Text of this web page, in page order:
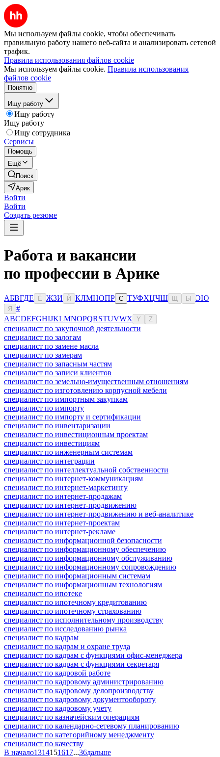
Мы используем файлы cookie, чтобы обеспечивать
правильную работу нашего веб-сайта и анализировать сетевой
трафик.
Правила использования файлов cookie
Мы используем файлы cookie. Правила использования
файлов cookie
Понятно
Ищу работу
Ищу работу
Ищу работу
Ищу сотрудника
Сервисы
Помощь
Ещё
Поиск
Арик
Войти
Войти
Создать резюме
Работа и вакансии
по профессии в Арике
АБВГДЕ Ё ЖЗИ Й КЛМНОПР С ТУФХЦЧШ Ы ЭЮ
Я
#
ABCDEFGHIJKLMNOPQRSTUVWX Y Z
специалист по закупочной деятельности
специалист по залогам
специалист по замене масла
специалист по замерам
специалист по запасным частям
специалист по записи клиентов
специалист по земельно-имущественным отношениям
специалист по изготовлению корпусной мебели
специалист по импортным закупкам
специалист по импорту
специалист по импорту и сертификации
специалист по инвентаризации
специалист по инвестиционным проектам
специалист по инвестициям
специалист по инженерным системам
специалист по интеграции
специалист по интеллектуальной собственности
специалист по интернет-коммуникациям
специалист по интернет-маркетингу
специалист по интернет-продажам
специалист по интернет-продвижению
специалист по интернет-продвижению и веб-аналитике
специалист по интернет-проектам
специалист по интернет-рекламе
специалист по информационной безопасности
специалист по информационному обеспечению
специалист по информационному обслуживанию
специалист по информационному сопровождению
специалист по информационным системам
специалист по информационным технологиям
специалист по ипотеке
специалист по ипотечному кредитованию
специалист по ипотечному страхованию
специалист по исполнительному производству
специалист по исследованию рынка
специалист по кадрам
специалист по кадрам и охране труда
специалист по кадрам с функциями офис-менеджера
специалист по кадрам с функциями секретаря
специалист по кадровой работе
специалист по кадровому администрированию
специалист по кадровому делопроизводству
специалист по кадровому документообороту
специалист по кадровому учету
специалист по казначейским операциям
специалист по календарно-сетевому планированию
специалист по категорийному менеджменту
специалист по качеству
В начало1314151617...36дальше